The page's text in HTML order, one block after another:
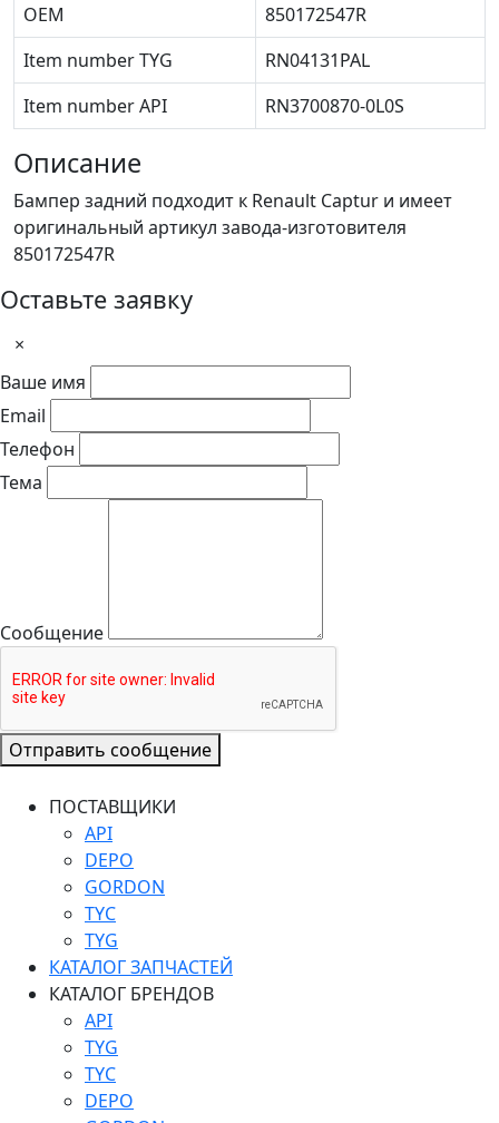
OEM
850172547R
Item number TYG
RN04131PAL
Item number API
RN3700870-0L0S
Описание
Бампер задний подходит к Renault Captur и имеет
оригинальный артикул завода-изготовителя
850172547R
Оставьте заявку
×
Ваше имя
Email
Телефон
Тема
Сообщение
Отправить сообщение
ПОСТАВЩИКИ
API
DEPO
GORDON
TYC
TYG
КАТАЛОГ ЗАПЧАСТЕЙ
КАТАЛОГ БРЕНДОВ
API
TYG
TYC
DEPO